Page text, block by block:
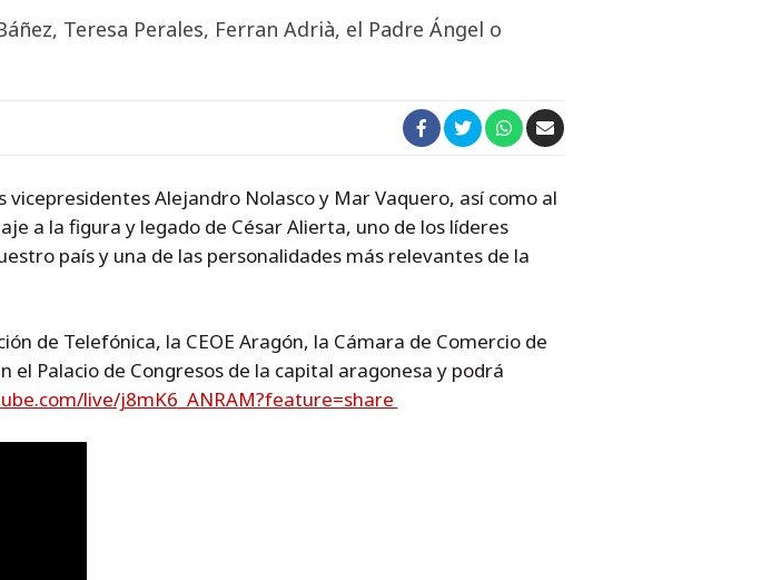
Teresa Perales, Ferran Adrià, el Padre Ángel o
Alejandro Nolasco y Mar Vaquero, así como al
a la figura y legado de César Alierta, uno de los líderes
país y una de las personalidades más relevantes de la
de Telefónica, la CEOE Aragón, la Cámara de Comercio de
el Palacio de Congresos de la capital aragonesa y podrá
live/j8mK6_ANRAM?feature=share